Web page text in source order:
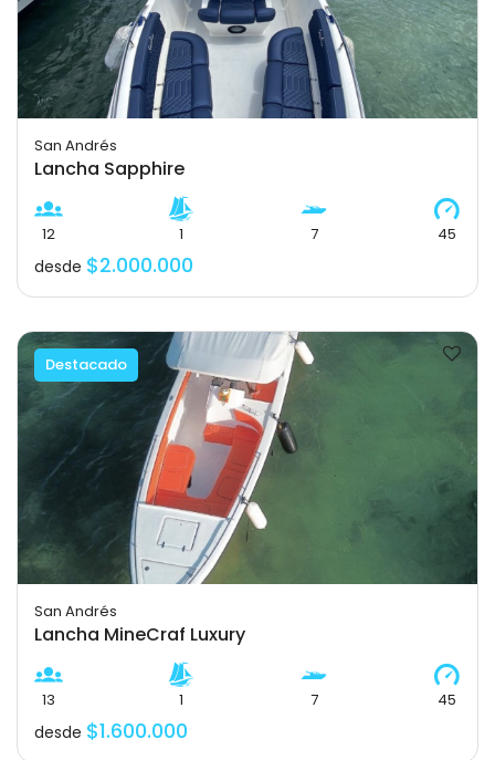
San Andrés
Lancha Sapphire
12 1 7 45
desde $2.000.000
Destacado
San Andrés
Lancha MineCraf Luxury
13 1 7 45
desde $1.600.000